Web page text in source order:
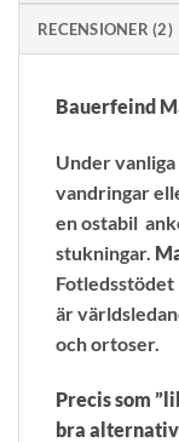
RECENSIONER (2)
Bauerfeind
Under
vandringar
en ostabil
stukningar.
är
och ortoser.
Precis som
bra